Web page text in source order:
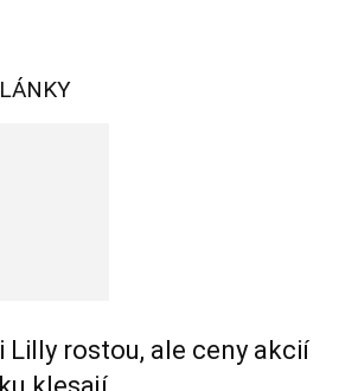
Lilly rostou, ale ceny akcií